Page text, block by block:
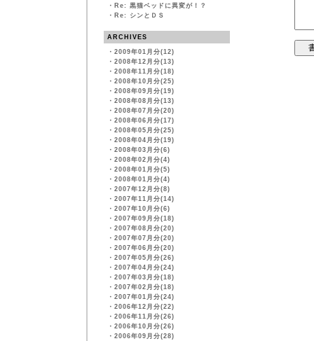
・ Re: 黒猫ベッドに異変が！？
・ Re: シンとＤＳ
ARCHIVES
・ 2009年01月分(12)
・ 2008年12月分(13)
・ 2008年11月分(18)
・ 2008年10月分(25)
・ 2008年09月分(19)
・ 2008年08月分(13)
・ 2008年07月分(20)
・ 2008年06月分(17)
・ 2008年05月分(25)
・ 2008年04月分(19)
・ 2008年03月分(6)
・ 2008年02月分(4)
・ 2008年01月分(5)
・ 2008年01月分(4)
・ 2007年12月分(8)
・ 2007年11月分(14)
・ 2007年10月分(6)
・ 2007年09月分(18)
・ 2007年08月分(20)
・ 2007年07月分(20)
・ 2007年06月分(20)
・ 2007年05月分(26)
・ 2007年04月分(24)
・ 2007年03月分(18)
・ 2007年02月分(18)
・ 2007年01月分(24)
・ 2006年12月分(22)
・ 2006年11月分(26)
・ 2006年10月分(26)
・ 2006年09月分(28)